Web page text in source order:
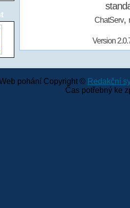
ChatServ,
Version
pohání Copyright © Redakční
Čas potřebný ke